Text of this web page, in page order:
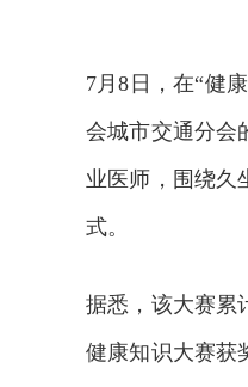
7月8日，在“健
会城市交通分会
业医师，围绕久
式。
据悉，该大赛累
健康知识大赛获